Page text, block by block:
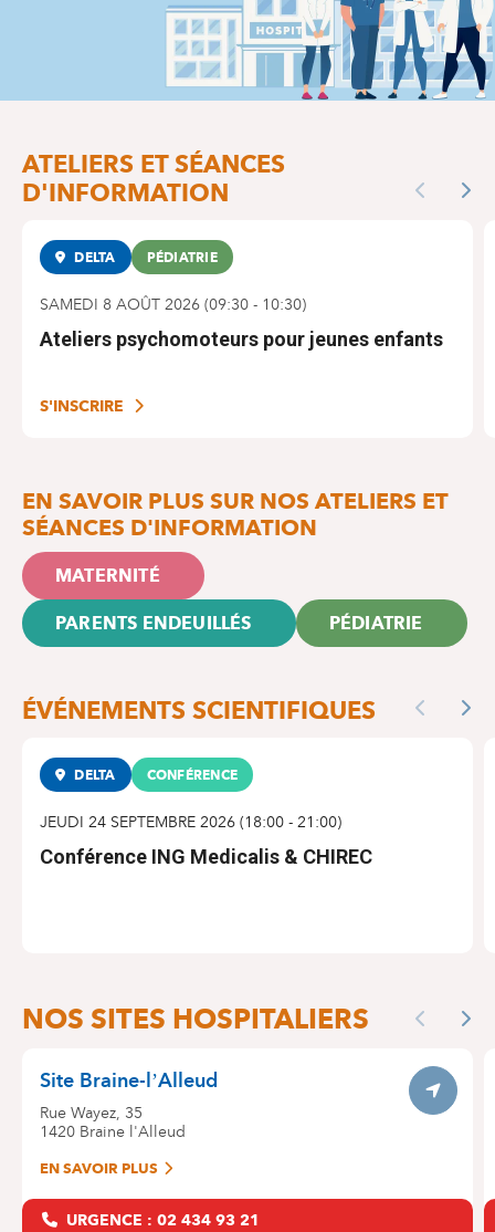
ATELIERS ET SÉANCES
D'INFORMATION
Previous
DELTA PÉDIATRIE
SAMEDI 8 AOÛT 2026 (09:30 - 10:30)
Ateliers psychomoteurs pour jeunes enfants
S'INSCRIRE
EN SAVOIR PLUS SUR NOS ATELIERS ET
SÉANCES D'INFORMATION
MATERNITÉ
PARENTS ENDEUILLÉS PÉDIATRIE
ÉVÉNEMENTS SCIENTIFIQUES Previous
DELTA CONFÉRENCE
JEUDI 24 SEPTEMBRE 2026 (18:00 - 21:00)
Conférence ING Medicalis & CHIREC
NOS SITES
Skip
NOS SITES HOSPITALIERS Previous
Site Braine-l’Alleud
Rue Wayez, 35
1420 Braine l'Alleud
EN SAVOIR PLUS
URGENCE : 02 434 93 21